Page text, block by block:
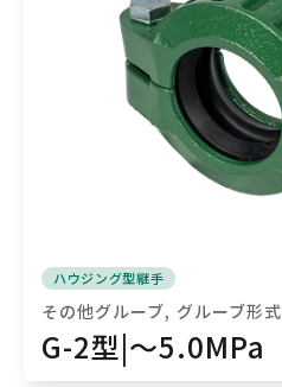
ハウジング型継手
その他グルーブ グルーブ形式
G-2型|～5.0MPa